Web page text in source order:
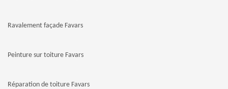
Ravalement façade Favars
Peinture sur toiture Favars
Réparation de toiture Favars